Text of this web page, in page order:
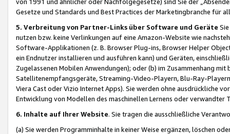
Gesetze und Standards und Best Practices der Marketingbranche für
5. Verbreitung von Partner-Links über Software und Geräte
nutzen bzw. keine Verlinkungen auf eine Amazon-Website wie
Software-Applikationen (z. B. Browser Plug-ins, Browser Helper
ein Endnutzer installieren und ausführen kann) und Geräten,
Zugelassenen Mobilen Anwendungen); oder (b) im Zusammenhang
Satellitenempfangsgeräte, Streaming-Video-Playern, Blu-Ray-
Viera Cast oder Vizio Internet Apps). Sie werden ohne ausdrückliche
Entwicklung von Modellen des maschinellen Lernens oder
6. Inhalte auf Ihrer Website. Sie tragen die ausschließliche
(a) Sie werden Programminhalte in keiner Weise ergänzen, löschen